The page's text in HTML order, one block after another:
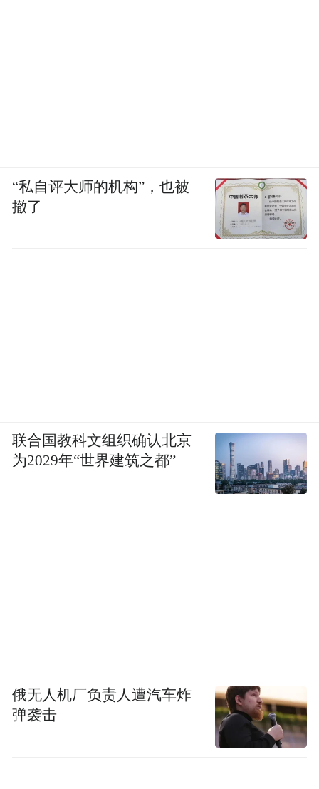
“私自评大师的机构”，也被
撤了
联合国教科文组织确认北京
为2029年“世界建筑之都”
俄无人机厂负责人遭汽车炸
弹袭击